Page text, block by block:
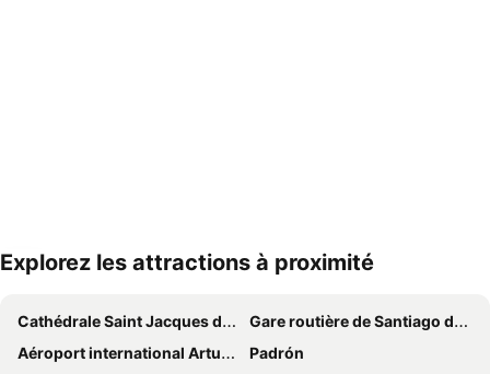
Explorez les attractions à proximité
Cathédrale Saint Jacques de Compostelle
Gare routière de Santiago de Compostela
Aéroport international Arturo Merino Benítez
Padrón